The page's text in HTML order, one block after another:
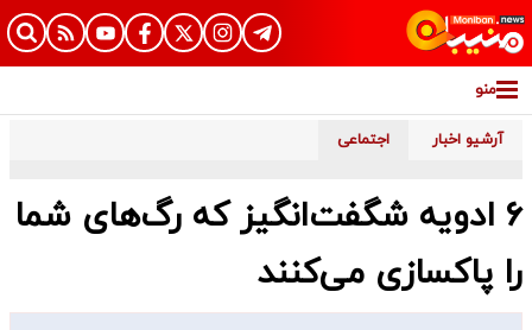
منو
آرشیو اخبار اجتماعی
۶ ادویه شگفت‌انگیز که رگ‌های شما
را پاکسازی می‌کنند